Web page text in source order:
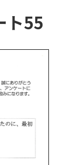
ト55